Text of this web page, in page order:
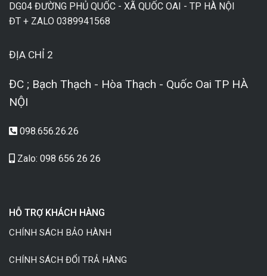
DG04 ĐƯỜNG PHỦ QUỐC - XÃ QUỐC OAI - TP HÀ NỘI
ĐT + ZALO 0389941568
ĐỊA CHỈ 2
ĐC ; Bạch Thạch - Hòa Thạch - Quốc Oai TP HÀ
NỘI
098.656.26.26
Zalo: 098 656 26 26
HỖ TRỢ KHÁCH HÀNG
CHÍNH SÁCH BẢO HÀNH
CHÍNH SÁCH ĐỔI TRẢ HÀNG